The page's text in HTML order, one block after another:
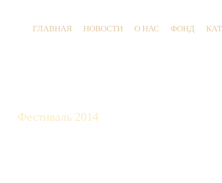
ГЛАВНАЯ НОВОСТИ О НАС ФОНД
Фестиваль 2014